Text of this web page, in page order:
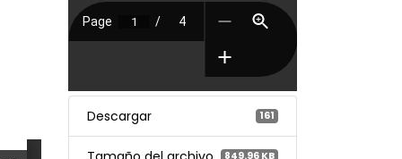
Descargar 161
849.96 KB